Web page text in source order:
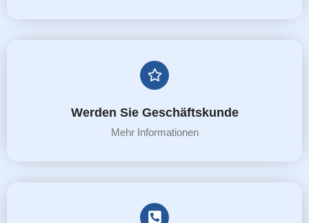
Werden Sie Geschäftskunde
Mehr Informationen